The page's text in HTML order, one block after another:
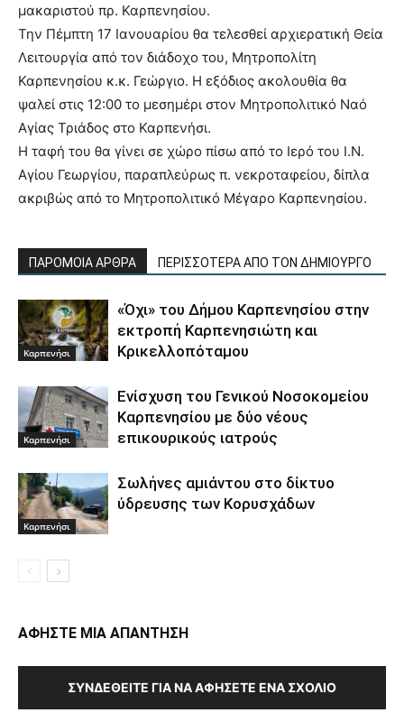
μακαριστού πρ. Καρπενησίου.
Την Πέμπτη 17 Ιανουαρίου θα τελεσθεί αρχιερατική Θεία
Λειτουργία από τον διάδοχο του, Μητροπολίτη
Καρπενησίου κ.κ. Γεώργιο. Η εξόδιος ακολουθία θα
ψαλεί στις 12:00 το μεσημέρι στον Μητροπολιτικό Ναό
Αγίας Τριάδος στο Καρπενήσι.
Η ταφή του θα γίνει σε χώρο πίσω από το Ιερό του Ι.Ν.
Αγίου Γεωργίου, παραπλεύρως π. νεκροταφείου, δίπλα
ακριβώς από το Μητροπολιτικό Μέγαρο Καρπενησίου.
ΠΑΡΟΜΟΙΑ ΑΡΘΡΑ ΠΕΡΙΣΣΟΤΕΡΑ ΑΠΟ ΤΟΝ ΔΗΜΙΟΥΡΓΟ
Καρπενήσι
«Όχι» του Δήμου Καρπενησίου στην
εκτροπή Καρπενησιώτη και
Κρικελλοπόταμου
Καρπενήσι
Ενίσχυση του Γενικού Νοσοκομείου
Καρπενησίου με δύο νέους
επικουρικούς ιατρούς
Καρπενήσι
Σωλήνες αμιάντου στο δίκτυο
ύδρευσης των Κορυσχάδων
ΑΦΗΣΤΕ ΜΙΑ ΑΠΑΝΤΗΣΗ
ΣΥΝΔΕΘΕΊΤΕ ΓΙΑ ΝΑ ΑΦΉΣΕΤΕ ΈΝΑ ΣΧΌΛΙΟ